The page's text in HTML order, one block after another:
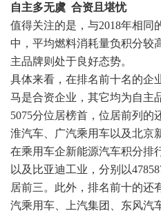
自主多无虞 合资且堪忧
值得关注的是，与2018年相同
中，平均燃料消耗量负积分较
主品牌则处于良好态势。
具体来看，在排名前十名的企
马是合资企业，其它均为自主
5075分位居榜首，位居前列的
淮汽车、广汽乘用车以及北京
在乘用车企新能源汽车积分排
以及比亚迪工业，分别以
居前三。此外，排名前十的还
汽乘用车、上汽集团、东风汽